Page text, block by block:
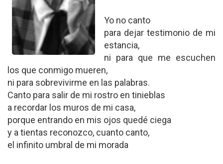
Yo no canto
para dejar testimonio de mi
estancia,
ni para que me escuchen
los que conmigo mueren,
ni para sobrevivirme en las palabras.
Canto para salir de mi rostro en tinieblas
a recordar los muros de mi casa,
porque entrando en mis ojos quedé ciega
y a tientas reconozco, cuanto canto,
el infinito umbral de mi morada